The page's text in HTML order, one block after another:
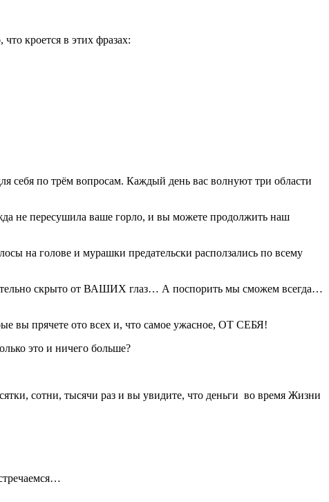
кроется в этих фразах:
себя по трём вопросам. Каждый день вас волнуют три области
не пересушила ваше горло, и вы можете продолжить наш
на голове и мурашки предательски расползались по всему
скрыто от ВАШИХ глаз… А поспорить мы сможем всегда…
вы прячете ото всех и, что самое ужасное, ОТ СЕБЯ!
это и ничего больше?
сотни, тысячи раз и вы увидите, что деньги во время Жизни